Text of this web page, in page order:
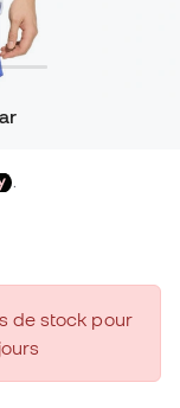
de stock pour